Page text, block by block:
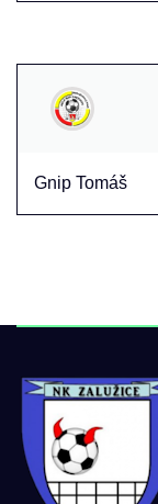
Gnip Tomáš